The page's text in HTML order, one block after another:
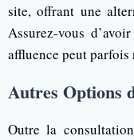
site, offrant une
Assurez-vous
affluence peut parfois
Autres Options
Outre la